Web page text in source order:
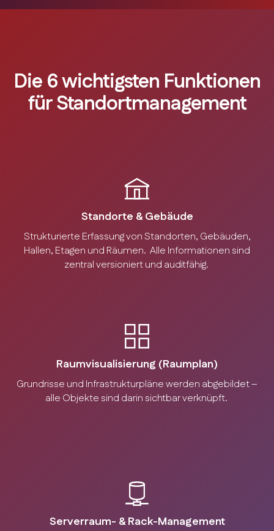
Die 6 wichtigsten Funktionen
für Standortmanagement
Standorte & Gebäude
Strukturierte Erfassung von Standorten, Gebäuden,
Hallen, Etagen und Räumen. Alle Informationen sind
zentral versioniert und auditfähig.
Raumvisualisierung (Raumplan)
Grundrisse und Infrastrukturpläne werden abgebildet –
alle Objekte sind darin sichtbar verknüpft.
Serverraum- & Rack-Management